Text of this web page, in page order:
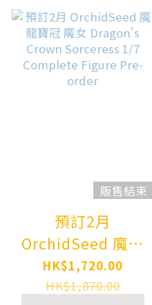
Micro Bikini Maid
-DX Edition-
1/5.5 Complete
Figure Pre-order
販售結束
預訂2月
OrchidSeed 魔龍
寶冠 魔女
Dragon's Crown
HK$1,720.00
HK$1,870.00